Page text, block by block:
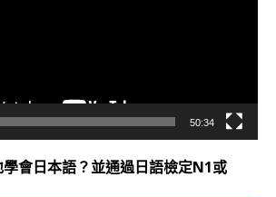
50:34
會日本語？並通過日語檢定N1或